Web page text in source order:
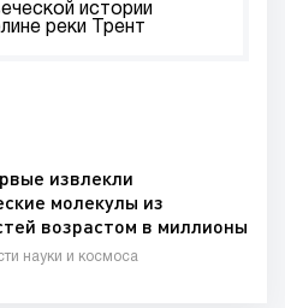
истории
реки Трент
извлекли
молекулы из
возрастом в миллионы
науки и космоса